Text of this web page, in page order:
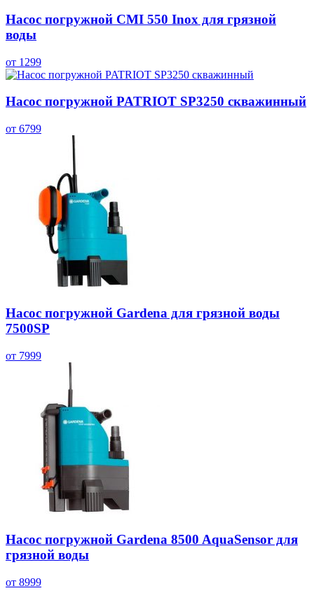
Насос погружной CMI 550 Inox для грязной
воды
от 1299
Насос погружной PATRIOT SP3250 скважинный
от 6799
Насос погружной Gardena для грязной воды
7500SP
от 7999
Насос погружной Gardena 8500 AquaSensor для
грязной воды
от 8999